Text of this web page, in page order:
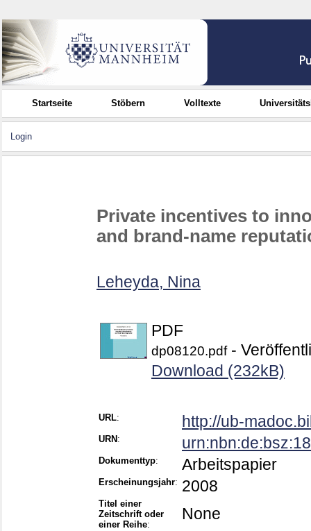
Startseite Stöbern Volltexte
Login
Private incentives to
and brand-name
Leheyda, Nina
PDF
dp08120.pdf-
Download (232kB)
URL: http://ub-
URN :
Dokumenttyp: Arbeitspapier
Erscheinungsjahr: 2008
Titel einer
Zeitschrift oder
einer Reihe:
None